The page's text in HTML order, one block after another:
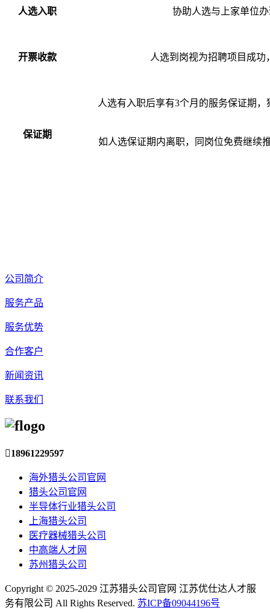
人选入职 协助人选与上家单位
开票收款 人选到岗视为招聘项目成
保证期
人选有入职后享有3个月的服务保证期
如人选保证期内离职，同岗位免费继续
公司简介
服务产品
服务优势
合作客户
新闻资讯
联系我们
18961229597
海外猎头公司官网
猎头公司官网
半导体行业猎头公司
上海猎头公司
医疗器械猎头公司
中高端人才网
苏州猎头公司
Copyright © 2025-2029 江苏猎头公司官网 江苏优仕达人才服
务有限公司 All Rights Reserved. 苏ICP备09044196号